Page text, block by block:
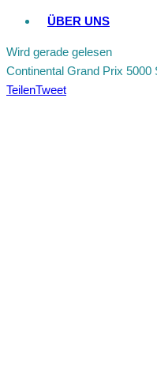
ÜBER UNS
Wird gerade gelesen
Continental Grand Prix
TeilenTweet